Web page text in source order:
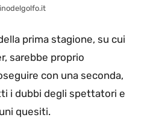
prima stagione, su cui
sarebbe proprio
con una seconda,
i dubbi degli spettatori e
quesiti.